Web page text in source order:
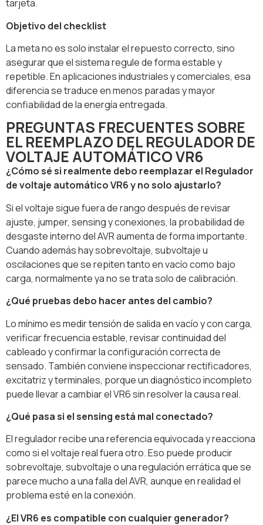
tarjeta.
Objetivo del checklist
La meta no es solo instalar el repuesto correcto, sino
asegurar que el sistema regule de forma estable y
repetible. En aplicaciones industriales y comerciales, esa
diferencia se traduce en menos paradas y mayor
confiabilidad de la energía entregada.
PREGUNTAS FRECUENTES SOBRE
EL REEMPLAZO DEL REGULADOR DE
VOLTAJE AUTOMÁTICO VR6
¿Cómo sé si realmente debo reemplazar el Regulador
de voltaje automático VR6 y no solo ajustarlo?
Si el voltaje sigue fuera de rango después de revisar
ajuste, jumper, sensing y conexiones, la probabilidad de
desgaste interno del AVR aumenta de forma importante.
Cuando además hay sobrevoltaje, subvoltaje u
oscilaciones que se repiten tanto en vacío como bajo
carga, normalmente ya no se trata solo de calibración.
¿Qué pruebas debo hacer antes del cambio?
Lo mínimo es medir tensión de salida en vacío y con carga,
verificar frecuencia estable, revisar continuidad del
cableado y confirmar la configuración correcta de
sensado. También conviene inspeccionar rectificadores,
excitatriz y terminales, porque un diagnóstico incompleto
puede llevar a cambiar el VR6 sin resolver la causa real.
¿Qué pasa si el sensing está mal conectado?
El regulador recibe una referencia equivocada y reacciona
como si el voltaje real fuera otro. Eso puede producir
sobrevoltaje, subvoltaje o una regulación errática que se
parece mucho a una falla del AVR, aunque en realidad el
problema esté en la conexión.
¿El VR6 es compatible con cualquier generador?